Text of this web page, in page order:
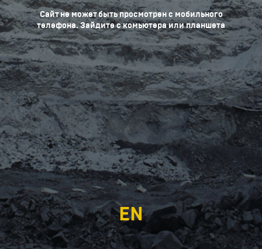
Сайт не может быть просмотрен с мобильного
телефона. Зайдите с комьютера или планшета
EN